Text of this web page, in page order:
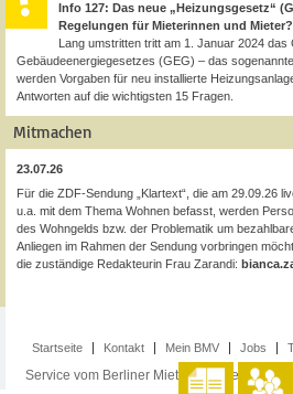
Info 127: Das neue „Heizungsgesetz“
Regelungen für Mieterinnen und Mieter?
Lang umstritten tritt am 1. Januar 2024
Gebäudeenergiegesetzes (GEG) – das
werden Vorgaben für neu installierte
Antworten auf die wichtigsten 15 Fragen.
Mitmachen
23.07.26
Für die ZDF-Sendung „Klartext“, die am 29.09.26
u.a. mit dem Thema Wohnen befasst, werden
des Wohngelds bzw. der Problematik um
Anliegen im Rahmen der Sendung vorbringen
die zuständige Redakteurin Frau Zarandi:
Startseite Kontakt Mein BMV Jobs
Service vom Berliner Mieterverein e.V. ·